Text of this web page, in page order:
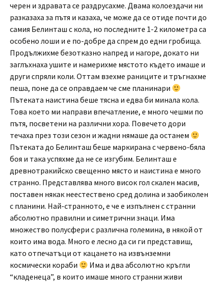
черен и здравата се раздрусахме. Двама колоездачи ни
разказаха за пътя и казаха, че може да се отиде почти до
самия Белинташ с кола, но последните 1-2 километра са
особено лоши и е по-добре да спрем до едни гробища.
Продължихме безотказно напред и нагоре, докато ни
заглъхнаха ушите и намерихме мястото където имаше и
други спряли коли. Оттам взехме раниците и тръгнахме
пеша, поне да се оправдаем че сме планинари
Пътеката наистина беше тясна и едва би минала кола.
Това което ми направи впечатление, е много чешми по
пътя, посветени на различни хора. Повечето дори
течаха през този сезон и жадни нямаше да останем
Пътеката до Белинташ беше маркирана с червено-бяла
боя и така успяхме да не се изгубим. Белинташ е
древнотракийско свещенно място и наистина е много
странно. Представлява много висок гол скален масив,
поставен някак неестествено сред долина и заобиколен
с планини. Най-странното, е че е изпълнен с странни
абсолютно правилни и симетрични знаци. Има
множество полусфери с различна големина, в някой от
които има вода. Много е лесно да си ги представиш,
като отпечатъци от кацането на извънземни
космически кораби
Има и два абсолютно кръгли
“кладенеца”, в които имаше много странни живи